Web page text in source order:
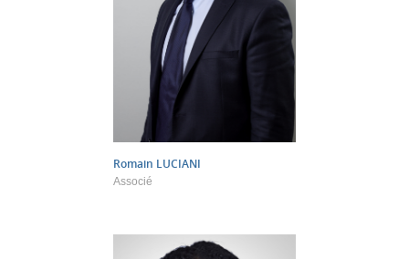
Romain LUCIANI
Associé